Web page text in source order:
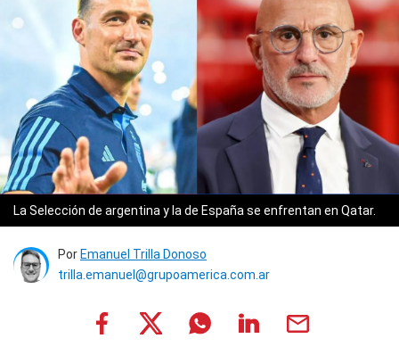
La Selección de argentina y la de España se enfrentan en Qatar.
Por Emanuel Trilla Donoso
trilla.emanuel@grupoamerica.com.ar